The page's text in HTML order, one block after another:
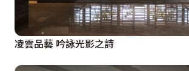
凌雲品藝 吟詠光影之詩